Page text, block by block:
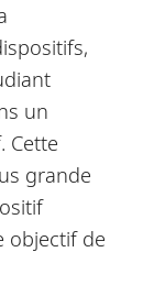
un
Cette
grande
objectif de